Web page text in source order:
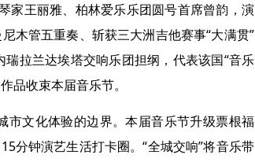
家王丽雅、柏林爱乐乐团圆号首席曾韵，演
木管五重奏、斩获三大洲吉他赛事“大满贯”
拉兰达埃塔交响乐团担纲，代表该国“音乐
品收束本届音乐节。
文化体验的边界。本届音乐节升级票根福
分钟演艺生活打卡圈。“全城交响”将音乐带